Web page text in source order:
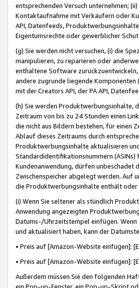
entsprechenden Versuch unternehmen;
Kontaktaufnahme mit Verkäufern oder
API, Datenfeeds,
Eigentumsrechte oder gewerblicher
(g) Sie werden nicht versuchen, (i) die
manipulieren, zu reparieren oder
enthaltene Software
andere zugrunde liegende
mit der Creators API, der PA API,
(h) Sie werden Produktwerbungsinhalte,
Zeitraum von bis zu 24 Stunden einen
die nicht aus Bildern bestehen, für einen
Ablauf dieses Zeitraums durch
Produktwerbungsinhalte aktualisieren
Standardidentifikationsnummern (ASINs)
Kundenanwendung, dürfen unbeschadet
Zwischenspeicher abgelegt werden. Auf
die Produktwerbungsinhalte enthält
(i) Wenn Sie seltener als stündlich
Anwendung angezeigten
Datums-/Uhrzeitstempel einfügen.
und aktualisiert haben, kann der
• Preis auf [Amazon-Website einfügen]:
• Preis auf [Amazon-Website einfügen]:
Außerdem müssen Sie den folgenden
ein Pop-up-Fenster, ein Pop-up-Skript